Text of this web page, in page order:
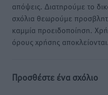
απόψεις. Διατηρούμε το
σχόλια θεωρούμε
καμμία προειδοποίηση.
όρους χρήσης αποκλείονται.
Προσθέστε ένα σχόλιο